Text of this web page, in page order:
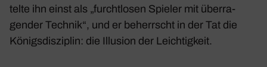
telte ihn einst als „furcht­losen Spieler mit über­ra­
gender Technik“, und er beherrscht in der Tat die
Königs­dis­zi­plin: die Illu­sion der Leich­tig­keit.